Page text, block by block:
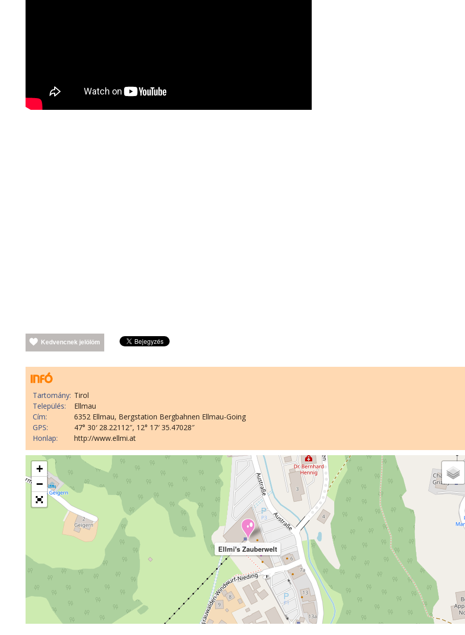
Kedvencnek jelölöm
Tartomány: Tirol
Település:
Ellmau
Cím:
6352 Ellmau, Bergstation Bergbahnen Ellmau-Going
GPS:
47° 30′ 28.22112″, 12° 17′ 35.47028″
Honlap:
http://www.ellmi.at
Ellmi's Zauberwelt
+
−